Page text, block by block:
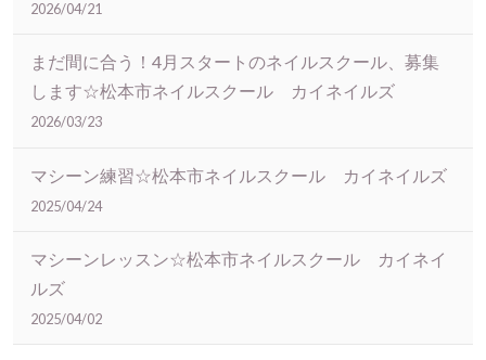
2026/04/21
まだ間に合う！4月スタートのネイルスクール、募集
します☆松本市ネイルスクール カイネイルズ
2026/03/23
マシーン練習☆松本市ネイルスクール カイネイルズ
2025/04/24
マシーンレッスン☆松本市ネイルスクール カイネイ
ルズ
2025/04/02